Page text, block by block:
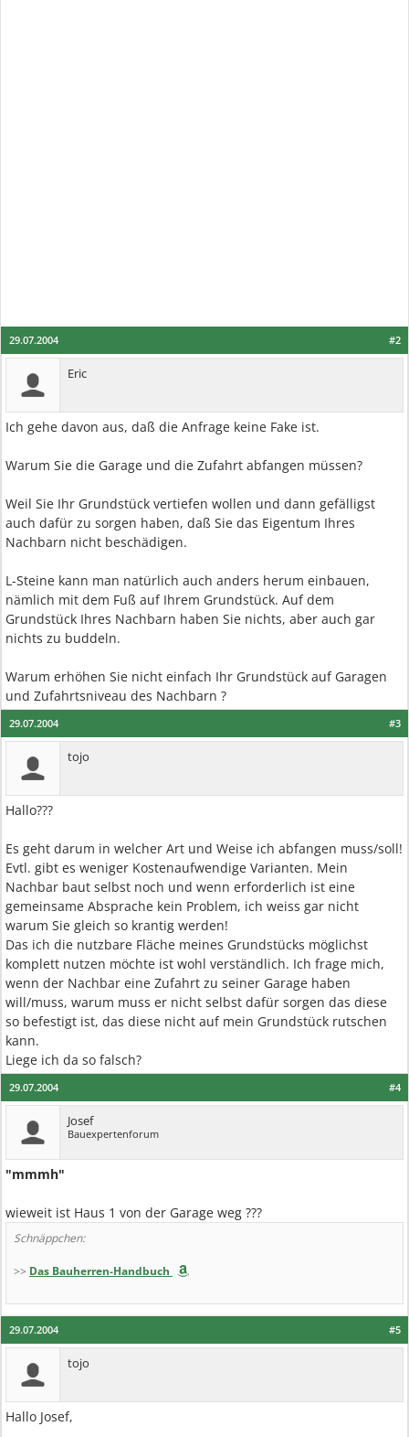
#2
29.07.2004
Eric
Ich gehe davon aus, daß die Anfrage keine Fake ist.
Warum Sie die Garage und die Zufahrt abfangen müssen?
Weil Sie Ihr Grundstück vertiefen wollen und dann gefälligst
auch dafür zu sorgen haben, daß Sie das Eigentum Ihres
Nachbarn nicht beschädigen.
L-Steine kann man natürlich auch anders herum einbauen,
nämlich mit dem Fuß auf Ihrem Grundstück. Auf dem
Grundstück Ihres Nachbarn haben Sie nichts, aber auch gar
nichts zu buddeln.
Warum erhöhen Sie nicht einfach Ihr Grundstück auf Garagen
und Zufahrtsniveau des Nachbarn ?
#3
29.07.2004
tojo
Hallo???
Es geht darum in welcher Art und Weise ich abfangen muss/soll!
Evtl. gibt es weniger Kostenaufwendige Varianten. Mein
Nachbar baut selbst noch und wenn erforderlich ist eine
gemeinsame Absprache kein Problem, ich weiss gar nicht
warum Sie gleich so krantig werden!
Das ich die nutzbare Fläche meines Grundstücks möglichst
komplett nutzen möchte ist wohl verständlich. Ich frage mich,
wenn der Nachbar eine Zufahrt zu seiner Garage haben
will/muss, warum muss er nicht selbst dafür sorgen das diese
so befestigt ist, das diese nicht auf mein Grundstück rutschen
kann.
Liege ich da so falsch?
#4
29.07.2004
Josef
Bauexpertenforum
"mmmh"
wieweit ist Haus 1 von der Garage weg ???
Schnäppchen:
>> Das Bauherren-Handbuch
#5
29.07.2004
tojo
Hallo Josef,